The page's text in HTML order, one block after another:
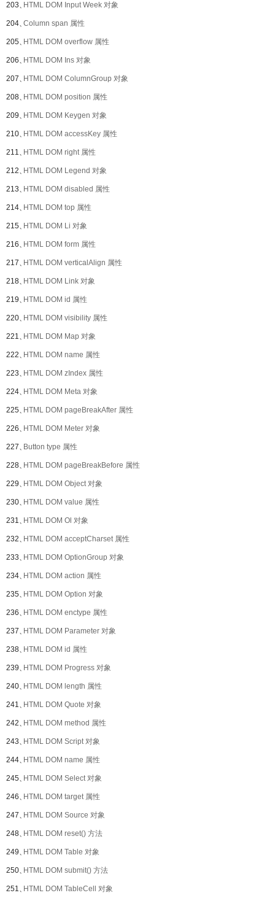
203、HTML DOM Input Week 对象
204、Column span 属性
205、HTML DOM overflow 属性
206、HTML DOM Ins 对象
207、HTML DOM ColumnGroup 对象
208、HTML DOM position 属性
209、HTML DOM Keygen 对象
210、HTML DOM accessKey 属性
211、HTML DOM right 属性
212、HTML DOM Legend 对象
213、HTML DOM disabled 属性
214、HTML DOM top 属性
215、HTML DOM Li 对象
216、HTML DOM form 属性
217、HTML DOM verticalAlign 属性
218、HTML DOM Link 对象
219、HTML DOM id 属性
220、HTML DOM visibility 属性
221、HTML DOM Map 对象
222、HTML DOM name 属性
223、HTML DOM zIndex 属性
224、HTML DOM Meta 对象
225、HTML DOM pageBreakAfter 属性
226、HTML DOM Meter 对象
227、Button type 属性
228、HTML DOM pageBreakBefore 属性
229、HTML DOM Object 对象
230、HTML DOM value 属性
231、HTML DOM Ol 对象
232、HTML DOM acceptCharset 属性
233、HTML DOM OptionGroup 对象
234、HTML DOM action 属性
235、HTML DOM Option 对象
236、HTML DOM enctype 属性
237、HTML DOM Parameter 对象
238、HTML DOM id 属性
239、HTML DOM Progress 对象
240、HTML DOM length 属性
241、HTML DOM Quote 对象
242、HTML DOM method 属性
243、HTML DOM Script 对象
244、HTML DOM name 属性
245、HTML DOM Select 对象
246、HTML DOM target 属性
247、HTML DOM Source 对象
248、HTML DOM reset() 方法
249、HTML DOM Table 对象
250、HTML DOM submit() 方法
251、HTML DOM TableCell 对象